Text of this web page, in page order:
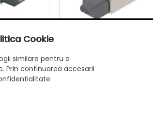
H-25
Cookie
similare pentru a
Prin continuarea accesarii